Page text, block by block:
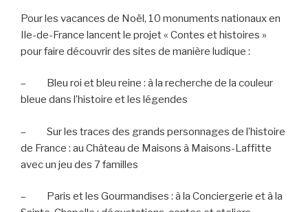
Pour les vacances de Noël, 10 monuments nationaux en
Ile-de-France lancent le projet « Contes et histoires »
pour faire découvrir des sites de manière ludique :
–
Bleu roi et bleu reine : à la recherche de la couleur
bleue dans l’histoire et les légendes
–
Sur les traces des grands personnages de l’histoire
de France : au Château de Maisons à Maisons-Laffitte
avec un jeu des 7 familles
–
Paris et les Gourmandises : à la Conciergerie et à la